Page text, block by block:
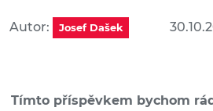
Autor: Josef Dašek
Tímto příspěvkem bychom